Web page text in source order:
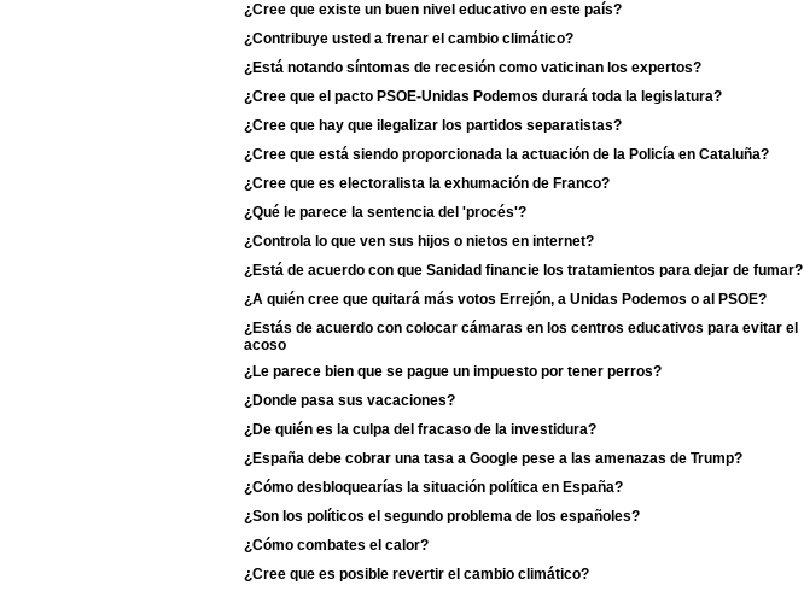
¿Cree que existe un buen nivel educativo en este país?
¿Contribuye usted a frenar el cambio climático?
¿Está notando síntomas de recesión como vaticinan los expertos?
¿Cree que el pacto PSOE-Unidas Podemos durará toda la legislatura?
¿Cree que hay que ilegalizar los partidos separatistas?
¿Cree que está siendo proporcionada la actuación de la Policía en Cataluña?
¿Cree que es electoralista la exhumación de Franco?
¿Qué le parece la sentencia del 'procés'?
¿Controla lo que ven sus hijos o nietos en internet?
¿Está de acuerdo con que Sanidad financie los tratamientos para dejar de fumar?
¿A quién cree que quitará más votos Errejón, a Unidas Podemos o al PSOE?
¿Estás de acuerdo con colocar cámaras en los centros educativos para evitar el
acoso
¿Le parece bien que se pague un impuesto por tener perros?
¿Donde pasa sus vacaciones?
¿De quién es la culpa del fracaso de la investidura?
¿España debe cobrar una tasa a Google pese a las amenazas de Trump?
¿Cómo desbloquearías la situación política en España?
¿Son los políticos el segundo problema de los españoles?
¿Cómo combates el calor?
¿Cree que es posible revertir el cambio climático?